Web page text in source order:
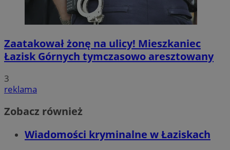
Zaatakował żonę na ulicy! Mieszkaniec
Łazisk Górnych tymczasowo aresztowany
3
reklama
Zobacz również
Wiadomości kryminalne w Łaziskach